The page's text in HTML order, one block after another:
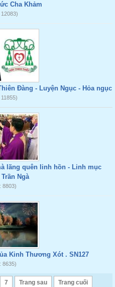
Cha Khảm
Đàng - Luyện Ngục - Hỏa ngục
lãng quên linh hồn - Linh mục
Trần Ngà
8803)
Kinh Thương Xót . SN127
8635)
7 Trang sau Trang cuối